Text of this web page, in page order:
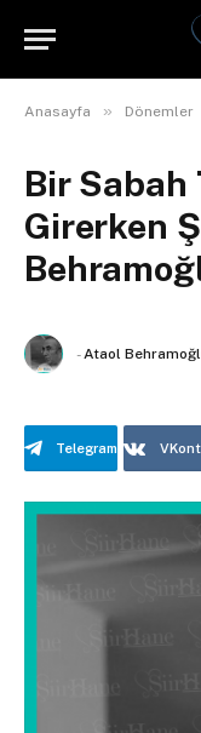
Anasayfa » Dönemler
Bir Sabah
Girerken
- Ataol
Telegram